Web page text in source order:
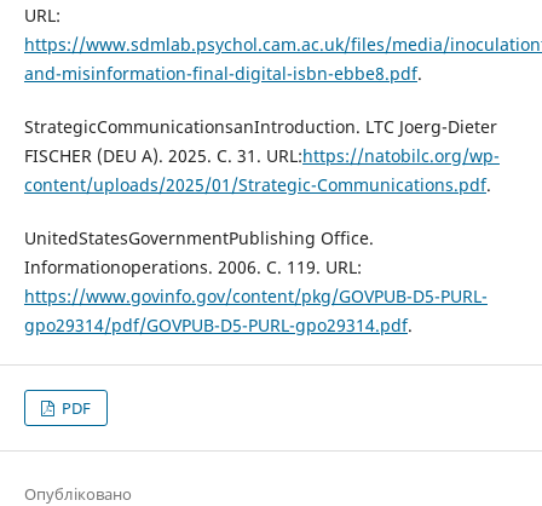
URL:
https://www.sdmlab.psychol.cam.ac.uk/files/media/
and-misinformation-final-digital-isbn-ebbe8.pdf.
StrategicCommunicationsanIntroduction. LTC Joerg-Dieter
FISCHER (DEU A). 2025. C. 31. URL:https://natobilc.org/wp-
content/uploads/2025/01/Strategic-Communications.pdf.
UnitedStatesGovernmentPublishing Office.
Informationoperations. 2006. С. 119. URL:
https://www.govinfo.gov/content/pkg/GOVPUB-D5-PURL-
gpo29314/pdf/GOVPUB-D5-PURL-gpo29314.pdf.
PDF
Опубліковано